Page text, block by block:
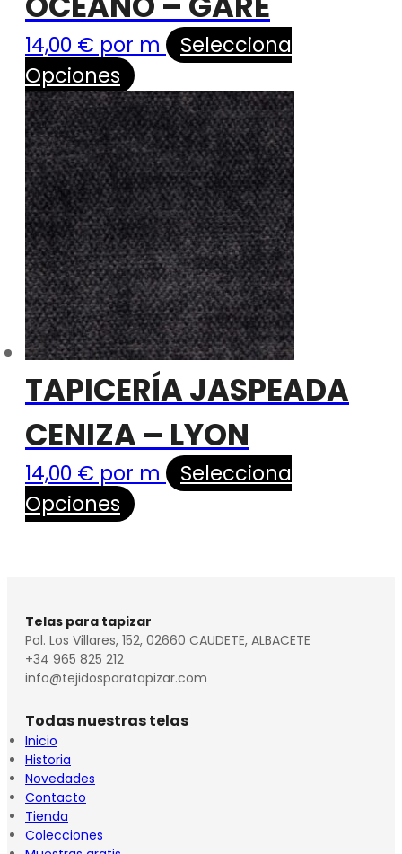
14,00 € por m
Selecciona
Opciones
TAPICERÍA JASPEADA
CENIZA – LYON
14,00 € por m
Selecciona
Opciones
Telas para tapizar
Pol. Los Villares, 152, 02660 CAUDETE, ALBACETE
+34 965 825 212
info@tejidosparatapizar.com
Todas nuestras telas
Inicio
Historia
Novedades
Contacto
Tienda
Colecciones